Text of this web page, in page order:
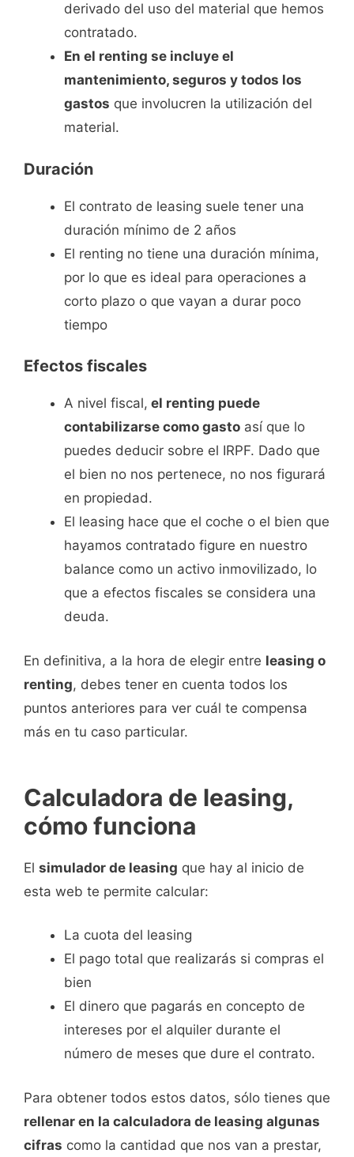
derivado del uso del material que hemos
contratado.
En el renting se incluye el
mantenimiento, seguros y todos los
gastos que involucren la utilización del
material.
Duración
El contrato de leasing suele tener una
duración mínimo de 2 años
El renting no tiene una duración mínima,
por lo que es ideal para operaciones a
corto plazo o que vayan a durar poco
tiempo
Efectos fiscales
A nivel fiscal, el renting puede
contabilizarse como gasto así que lo
puedes deducir sobre el IRPF. Dado que
el bien no nos pertenece, no nos figurará
en propiedad.
El leasing hace que el coche o el bien que
hayamos contratado figure en nuestro
balance como un activo inmovilizado, lo
que a efectos fiscales se considera una
deuda.
En definitiva, a la hora de elegir entre leasing o
renting, debes tener en cuenta todos los
puntos anteriores para ver cuál te compensa
más en tu caso particular.
Calculadora de leasing,
cómo funciona
El simulador de leasing que hay al inicio de
esta web te permite calcular:
La cuota del leasing
El pago total que realizarás si compras el
bien
El dinero que pagarás en concepto de
intereses por el alquiler durante el
número de meses que dure el contrato.
Para obtener todos estos datos, sólo tienes que
rellenar en la calculadora de leasing algunas
cifras como la cantidad que nos van a prestar,